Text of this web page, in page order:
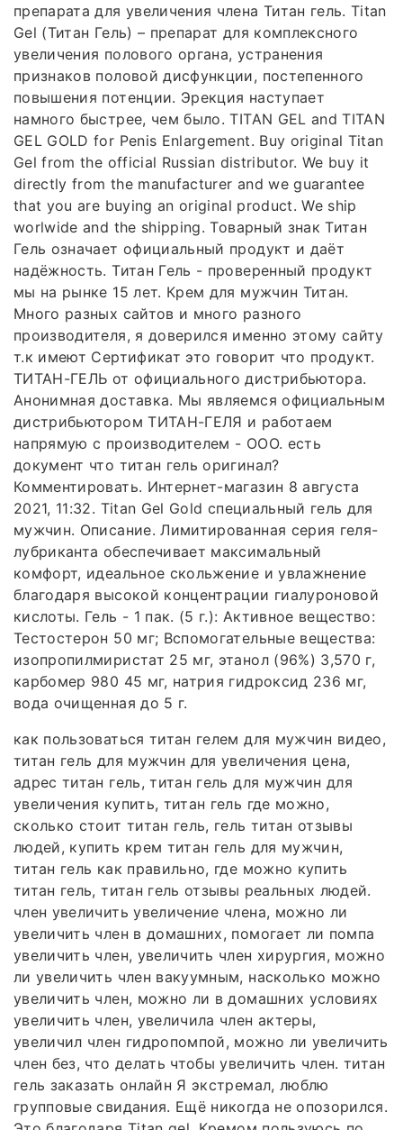
препарата для увеличения члена Титан гель. Titan
Gel (Титан Гель) – препарат для комплексного
увеличения полового органа, устранения
признаков половой дисфункции, постепенного
повышения потенции. Эрекция наступает
намного быстрее, чем было. TITAN GEL and TITAN
GEL GOLD for Penis Enlargement. Buy original Titan
Gel from the official Russian distributor. We buy it
directly from the manufacturer and we guarantee
that you are buying an original product. We ship
worlwide and the shipping. Товарный знак Титан
Гель означает официальный продукт и даёт
надёжность. Титан Гель - проверенный продукт
мы на рынке 15 лет. Крем для мужчин Титан.
Много разных сайтов и много разного
производителя, я доверился именно этому сайту
т.к имеют Сертификат это говорит что продукт.
ТИТАН-ГЕЛЬ от официального дистрибьютора.
Анонимная доставка. Мы являемся официальным
дистрибьютором ТИТАН-ГЕЛЯ и работаем
напрямую с производителем - ООО. есть
документ что титан гель оригинал?
Комментировать. Интернет-магазин 8 августа
2021, 11:32. Titan Gel Gold специальный гель для
мужчин. Описание. Лимитированная серия геля-
лубриканта обеспечивает максимальный
комфорт, идеальное скольжение и увлажнение
благодаря высокой концентрации гиалуроновой
кислоты. Гель - 1 пак. (5 г.): Активное вещество:
Тестостерон 50 мг; Вспомогательные вещества:
изопропилмиристат 25 мг, этанол (96%) 3,570 г,
карбомер 980 45 мг, натрия гидроксид 236 мг,
вода очищенная до 5 г.
как пользоваться титан гелем для мужчин видео,
титан гель для мужчин для увеличения цена,
адрес титан гель, титан гель для мужчин для
увеличения купить, титан гель где можно,
сколько стоит титан гель, гель титан отзывы
людей, купить крем титан гель для мужчин,
титан гель как правильно, где можно купить
титан гель, титан гель отзывы реальных людей.
член увеличить увеличение члена, можно ли
увеличить член в домашних, помогает ли помпа
увеличить член, увеличить член хирургия, можно
ли увеличить член вакуумным, насколько можно
увеличить член, можно ли в домашних условиях
увеличить член, увеличила член актеры,
увеличил член гидропомпой, можно ли увеличить
член без, что делать чтобы увеличить член. титан
гель заказать онлайн Я экстремал, люблю
групповые свидания. Ещё никогда не опозорился.